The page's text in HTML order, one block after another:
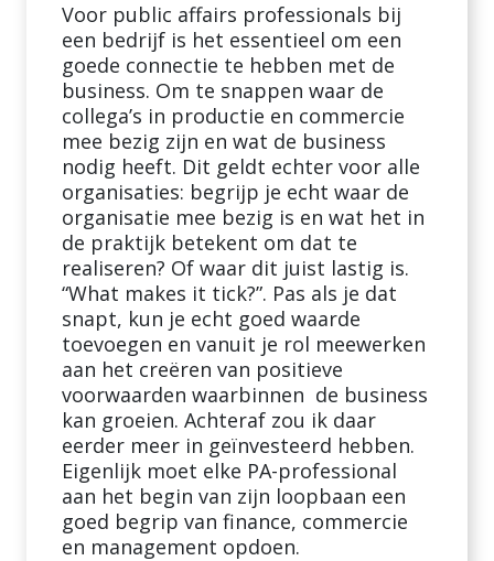
Voor public affairs professionals bij
een bedrijf is het essentieel om een
goede connectie te hebben met de
business. Om te snappen waar de
collega’s in productie en commercie
mee bezig zijn en wat de business
nodig heeft. Dit geldt echter voor alle
organisaties: begrijp je echt waar de
organisatie mee bezig is en wat het in
de praktijk betekent om dat te
realiseren? Of waar dit juist lastig is.
“What makes it tick?”. Pas als je dat
snapt, kun je echt goed waarde
toevoegen en vanuit je rol meewerken
aan het creëren van positieve
voorwaarden waarbinnen de business
kan groeien. Achteraf zou ik daar
eerder meer in geïnvesteerd hebben.
Eigenlijk moet elke PA-professional
aan het begin van zijn loopbaan een
goed begrip van finance, commercie
en management opdoen.